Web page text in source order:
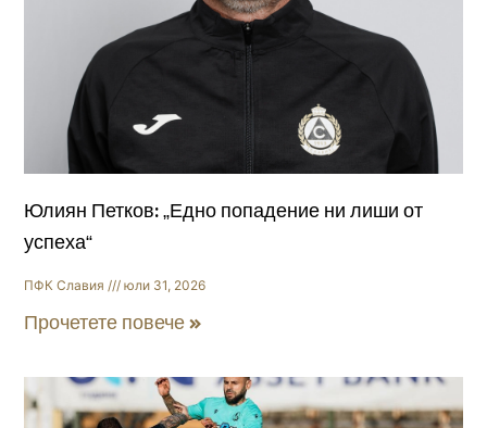
Юлиян Петков: „Едно попадение ни лиши от
успеха“
ПФК Славия юли 31, 2026
Прочетете повече »